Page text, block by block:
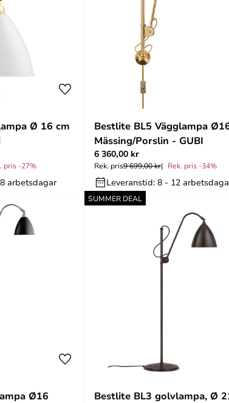
Ø 16 cm
pris -27%
arbetsdagar
Bestlite BL5 Vägglampa
Mässing/Porslin - GUBI
6 360,00 kr
Rek. pris9 699,00 kr Rek. pris -34%
Leveranstid: 8 - 12
Ø16
SUMMER DEAL
Bestlite BL3 golvlampa, Ø